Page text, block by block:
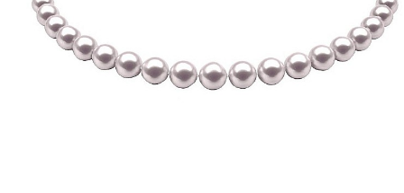
Seturi Perle cu Argint
Brățări cu Perle
Pandantive cu Perle